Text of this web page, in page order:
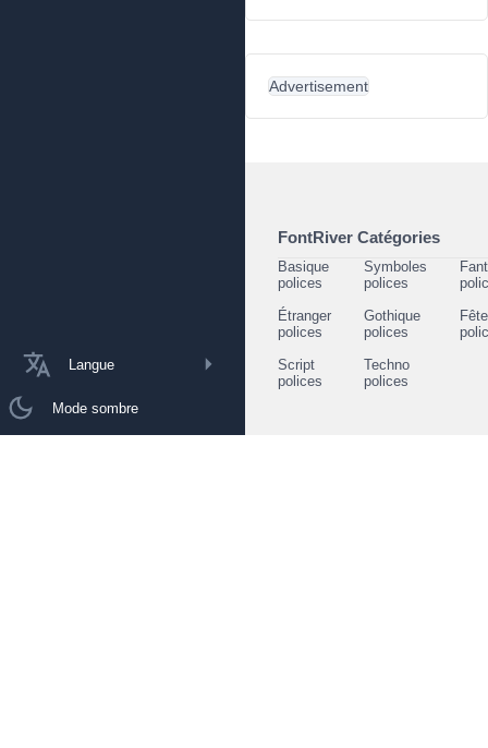
Langue
Mode sombre
Advertisement
FontRiver Catégories
Basique
polices
Symboles
polices
Étranger
polices
Gothique
polices
Script
polices
Techno
polices